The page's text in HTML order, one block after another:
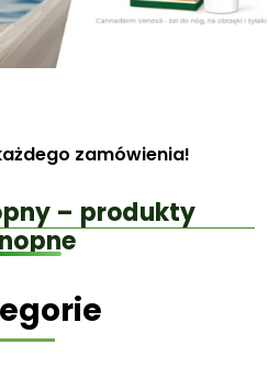
zamówienia!
– produkty